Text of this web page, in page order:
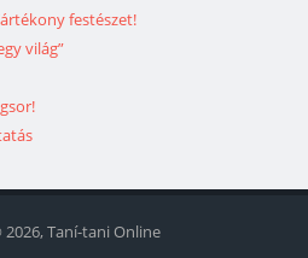
festészet!
világ”
Taní-tani Online